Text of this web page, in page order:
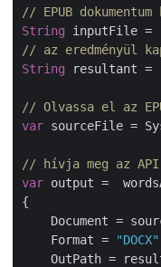
// EPUB
String inputFile =
// az eredményül
String resultant =
// Olvassa el az
var sourceFile =
// hívja meg az API-
var output =
{
Document =
    Format =
"DOCX"
OutPath =